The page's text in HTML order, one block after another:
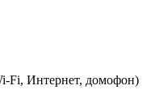
Fi, Интернет, домофон)